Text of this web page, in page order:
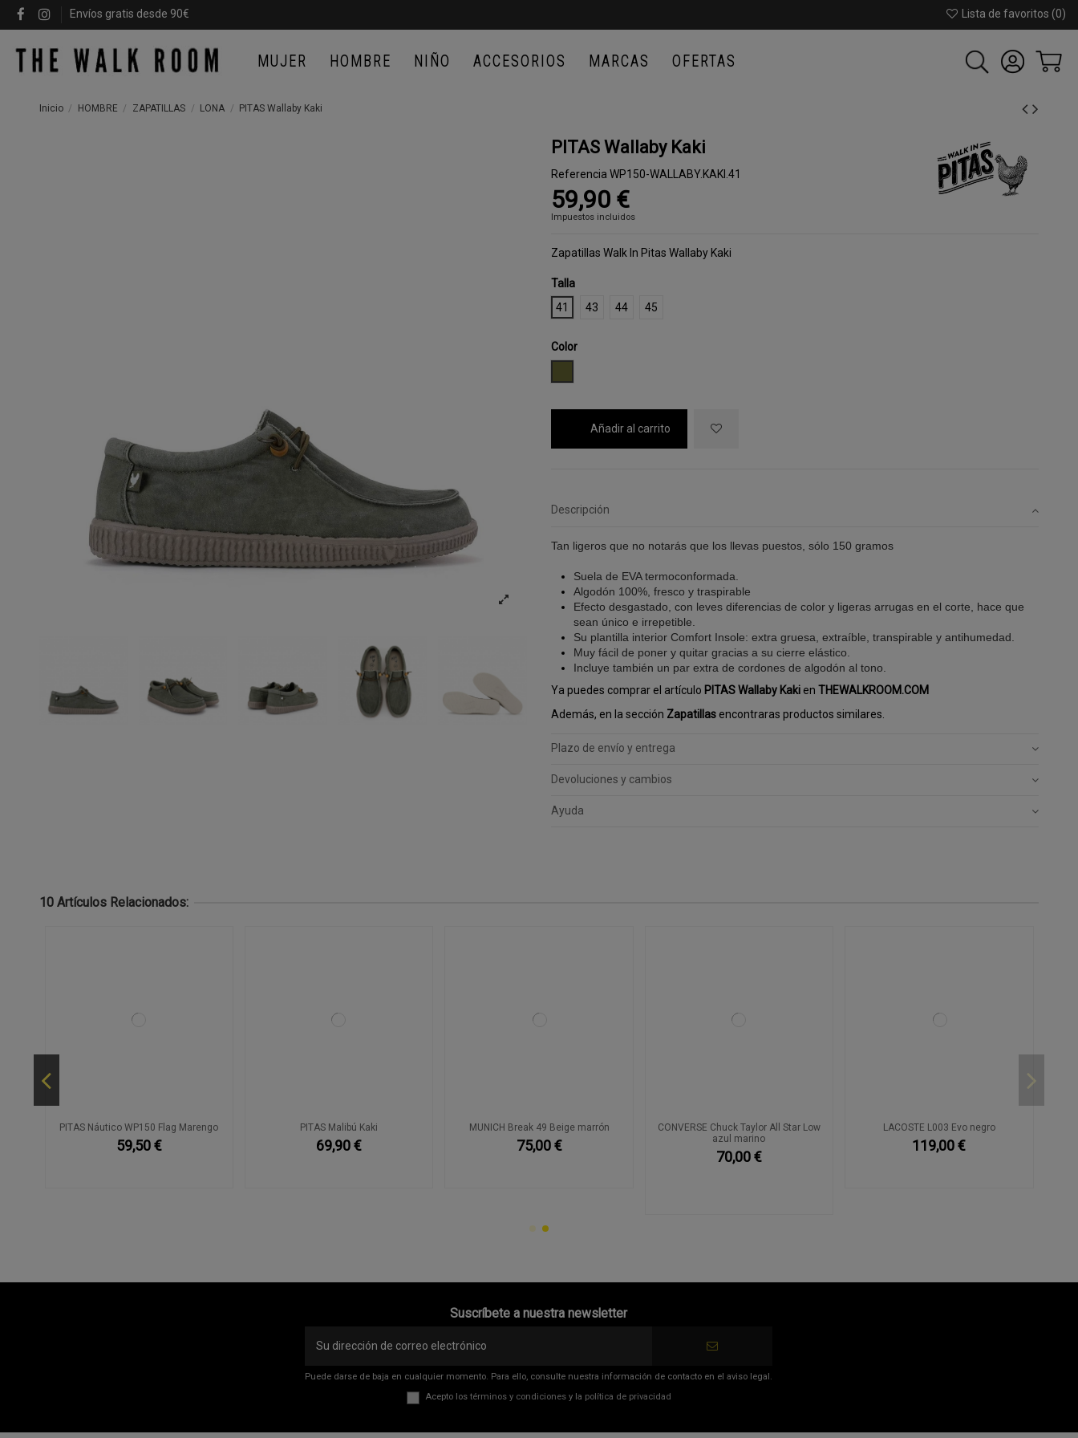
Envíos gratis desde 90€ Lista de favoritos (0)
MUJER HOMBRE NIÑO ACCESORIOS MARCAS OFERTAS
Inicio HOMBRE ZAPATILLAS LONA PITAS Wallaby Kaki
PITAS Wallaby Kaki
Referencia WP150-WALLABY.KAKI.41
59,90 €
Impuestos incluidos
Zapatillas Walk In Pitas Wallaby Kaki
Talla
41
43 44 45
Color
Añadir al carrito
Descripción
Tan ligeros que no notarás que los llevas puestos, sólo 150 gramos
Suela de EVA termoconformada.
Algodón 100%, fresco y traspirable
Efecto desgastado, con leves diferencias de color y ligeras arrugas en el corte, hace que
sean único e irrepetible.
Su plantilla interior Comfort Insole: extra gruesa, extraíble, transpirable y antihumedad.
Muy fácil de poner y quitar gracias a su cierre elástico.
Incluye también un par extra de cordones de algodón al tono.
Ya puedes comprar el artículo PITAS Wallaby Kaki en THEWALKROOM.COM
Además, en la sección Zapatillasencontraras productos similares.
Plazo de envío y entrega
Devoluciones y cambios
Ayuda
10 Artículos Relacionados:
PITAS Náutico WP150 Flag Marengo
59,50 €
PITAS Malibú Kaki
69,90 €
MUNICH Break 49 Beige marrón
75,00 €
CONVERSE Chuck Taylor All Star Low
azul marino
70,00 €
LACOSTE L003 Evo negro
119,00 €
Suscríbete a nuestra newsletter
Puede darse de baja en cualquier momento. Para ello, consulte nuestra información de contacto en el aviso legal.
Acepto los términos y condicionesy la política de privacidad